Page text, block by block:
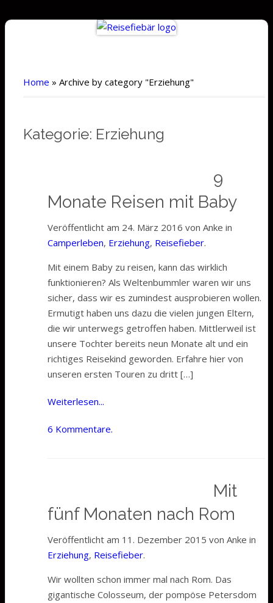
Home » Archive by category "Erziehung"
Kategorie: Erziehung
9
Monate Reisen mit Baby
Veröffentlicht am 24. März 2016 von Anke in
Camperleben, Erziehung, Reisefieber.
Mit einem Baby zu reisen, kann das wirklich
funktionieren? Als Weltenbummler waren wir uns
sicher, dass wir es zumindest ausprobieren wollen.
Ermutigt haben uns dazu die vielen jungen Eltern,
die wir unterwegs getroffen haben. Mittlerweil ist
unsere Tochter bereits neun Monate alt und ein
richtiges Reisekind geworden. Erfahre hier von
unseren ersten Touren zu dritt […]
Weiterlesen...
6 Kommentare.
Mit
fünf Monaten nach Rom
Veröffentlicht am 11. Dezember 2015 von Anke in
Erziehung, Reisefieber.
Wir wollten schon immer mal nach Rom. Das
gigantische Colosseum, der pompöse Petersdom